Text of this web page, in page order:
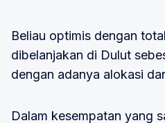
Beliau optimis dengan
dibelanjakan di Dulut
dengan adanya alokasi
Dalam kesempatan yang